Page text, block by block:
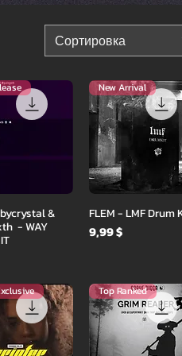
Сортировка
просмотр
&
- WAY
Быстрый
New Arrival
FLEM - LMF Drum
Цена
9,99 $
Top Ranked